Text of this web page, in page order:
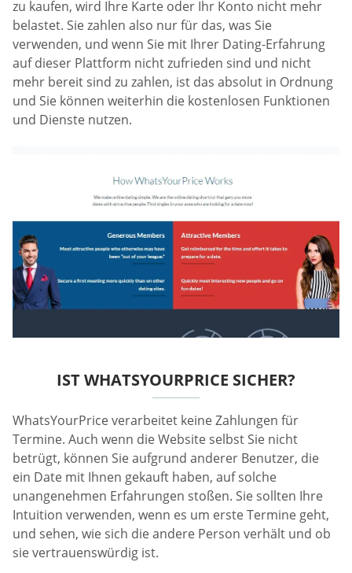
zu kaufen, wird Ihre Karte oder Ihr Konto nicht mehr
belastet. Sie zahlen also nur für das, was Sie
verwenden, und wenn Sie mit Ihrer Dating-Erfahrung
auf dieser Plattform nicht zufrieden sind und nicht
mehr bereit sind zu zahlen, ist das absolut in Ordnung
und Sie können weiterhin die kostenlosen Funktionen
und Dienste nutzen.
IST WHATSYOURPRICE SICHER?
WhatsYourPrice verarbeitet keine Zahlungen für
Termine. Auch wenn die Website selbst Sie nicht
betrügt, können Sie aufgrund anderer Benutzer, die
ein Date mit Ihnen gekauft haben, auf solche
unangenehmen Erfahrungen stoßen. Sie sollten Ihre
Intuition verwenden, wenn es um erste Termine geht,
und sehen, wie sich die andere Person verhält und ob
sie vertrauenswürdig ist.